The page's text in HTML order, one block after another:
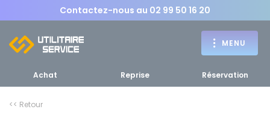
Contactez-nous au 02 99 50 16 20
MENU
Achat Reprise Réservation
<< Retour